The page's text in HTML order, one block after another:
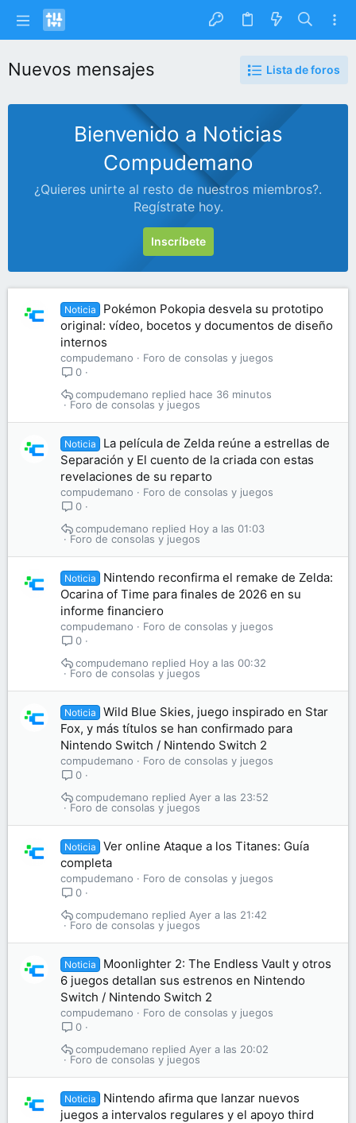
Nuevos mensajes Lista de foros
Bienvenido a Noticias
Compudemano
¿Quieres unirte al resto de nuestros miembros?.
Regístrate hoy.
Inscríbete
Noticia
Pokémon Pokopia desvela su prototipo
original: vídeo, bocetos y documentos de diseño
internos
compudemano
Foro de consolas y juegos
0
Foro de consolas y juegos
hace 36 minutos
compudemano
Noticia
La película de Zelda reúne a estrellas de
Separación y El cuento de la criada con estas
revelaciones de su reparto
compudemano
Foro de consolas y juegos
0
Foro de consolas y juegos
Hoy a las 01:03
compudemano
Noticia
Nintendo reconfirma el remake de Zelda:
Ocarina of Time para finales de 2026 en su
informe financiero
compudemano
Foro de consolas y juegos
0
Foro de consolas y juegos
Hoy a las 00:32
compudemano
Noticia
Wild Blue Skies, juego inspirado en Star
Fox, y más títulos se han confirmado para
Nintendo Switch / Nintendo Switch 2
compudemano
Foro de consolas y juegos
0
Foro de consolas y juegos
Ayer a las 23:52
compudemano
Noticia
Ver online Ataque a los Titanes: Guía
completa
compudemano
Foro de consolas y juegos
0
Foro de consolas y juegos
Ayer a las 21:42
compudemano
Noticia
Moonlighter 2: The Endless Vault y otros
6 juegos detallan sus estrenos en Nintendo
Switch / Nintendo Switch 2
compudemano
Foro de consolas y juegos
0
Foro de consolas y juegos
Ayer a las 20:02
compudemano
Noticia
Nintendo afirma que lanzar nuevos
juegos a intervalos regulares y el apoyo third